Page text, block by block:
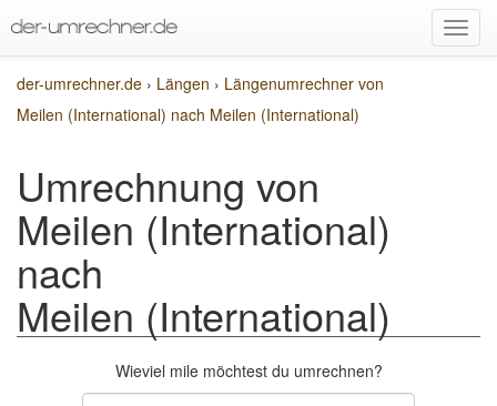
der-umrechner.de › Längen › Längenumrechner von
Meilen (International) nach Meilen (International)
Umrechnung von
Meilen (International)
nach
Meilen (International)
Wieviel mile möchtest du umrechnen?